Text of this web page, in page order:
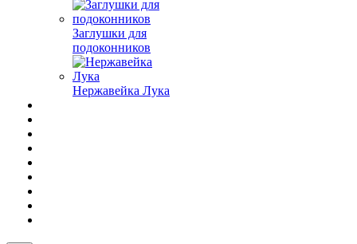
Заглушки для
подоконников
Нержавейка Лука